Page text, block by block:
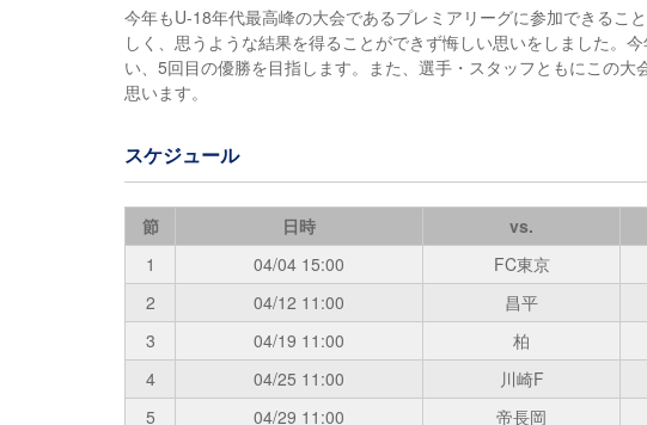
今年もU-18年代最高峰の大会であるプレミアリーグに参加できるこ
しく、思うような結果を得ることができず悔しい思いをしました。
い、5回目の優勝を目指します。また、選手・スタッフともにこの
思います。
スケジュール
節 日時 vs.
1
04/04 15:00 FC東京
2
04/12 11:00 昌平
3
04/19 11:00 柏
4
04/25 11:00 川崎F
5
04/29 11:00 帝長岡